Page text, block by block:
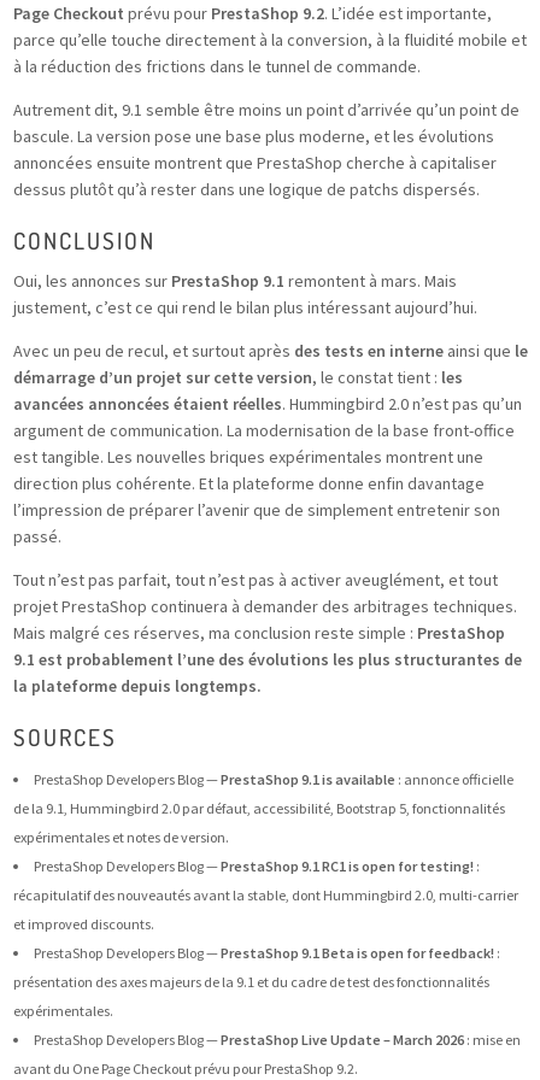
Page Checkout prévu pour PrestaShop 9.2. L’idée est importante,
parce qu’elle touche directement à la conversion, à la fluidité mobile et
à la réduction des frictions dans le tunnel de commande.
Autrement dit, 9.1 semble être moins un point d’arrivée qu’un point de
bascule. La version pose une base plus moderne, et les évolutions
annoncées ensuite montrent que PrestaShop cherche à capitaliser
dessus plutôt qu’à rester dans une logique de patchs dispersés.
CONCLUSION
Oui, les annonces sur PrestaShop 9.1 remontent à mars. Mais
justement, c’est ce qui rend le bilan plus intéressant aujourd’hui.
Avec un peu de recul, et surtout après des tests en interneainsi que le
démarrage d’un projet sur cette version, le constat tient : les
avancées annoncées étaient réelles. Hummingbird 2.0 n’est pas qu’un
argument de communication. La modernisation de la base front-office
est tangible. Les nouvelles briques expérimentales montrent une
direction plus cohérente. Et la plateforme donne enfin davantage
l’impression de préparer l’avenir que de simplement entretenir son
passé.
Tout n’est pas parfait, tout n’est pas à activer aveuglément, et tout
projet PrestaShop continuera à demander des arbitrages techniques.
Mais malgré ces réserves, ma conclusion reste simple : PrestaShop
9.1 est probablement l’une des évolutions les plus structurantes de
la plateforme depuis longtemps.
SOURCES
PrestaShop Developers Blog —PrestaShop 9.1 is available : annonce officielle
de la 9.1, Hummingbird 2.0 par défaut, accessibilité, Bootstrap 5, fonctionnalités
expérimentales et notes de version.
PrestaShop Developers Blog —PrestaShop 9.1 RC1 is open for testing! :
récapitulatif des nouveautés avant la stable, dont Hummingbird 2.0, multi-carrier
et improved discounts.
PrestaShop Developers Blog —PrestaShop 9.1 Beta is open for feedback! :
présentation des axes majeurs de la 9.1 et du cadre de test des fonctionnalités
expérimentales.
PrestaShop Developers Blog —PrestaShop Live Update – March 2026: mise en
avant du One Page Checkout prévu pour PrestaShop 9.2.